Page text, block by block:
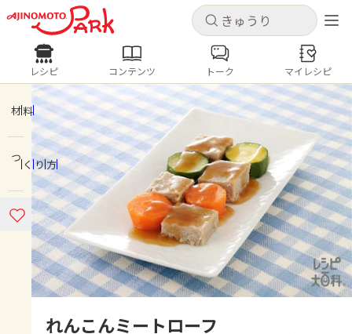
キャンセル
ログインするとレシピを保存できます
ログイン 新規登録
ホーム
コンテンツ
レシピ
キャンセル
レシピ コンテンツ
人気の食材・レシピ
きゅうり トマト
とうもろこし
ピーマン
みょうが ゴーヤ
レシピ コンテンツ トーク マイレシピ
材料
つくり方
れんこんミートローフ